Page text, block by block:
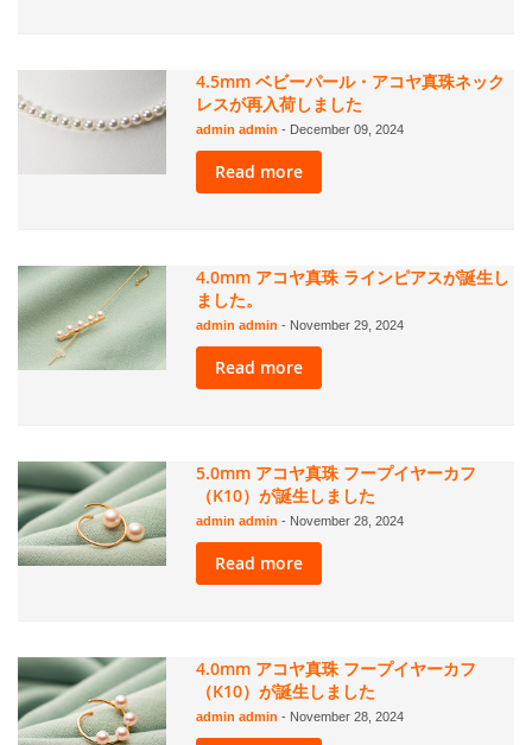
4.5mm ベビーパール・アコヤ真珠ネック
レスが再入荷しました
admin admin- December 09, 2024
Read more
4.0mm アコヤ真珠 ラインピアスが誕生し
ました。
admin admin- November 29, 2024
Read more
5.0mm アコヤ真珠 フープイヤーカフ
（K10）が誕生しました
admin admin- November 28, 2024
Read more
4.0mm アコヤ真珠 フープイヤーカフ
（K10）が誕生しました
admin admin- November 28, 2024